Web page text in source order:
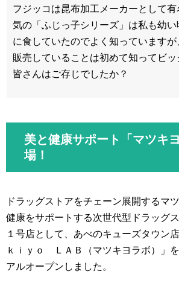
フジッコは昆布加工メーカーとして有
気の「ふじっ子シリーズ」は私も幼
に食していたのでよく知っています
販売していることは初めて知ってビッ
皆さんはご存じでしたか？
美と健康サポート「マツキ
場！
ドラッグストアをチェーン展開するマ
健康をサポートする次世代型ドラッグ
１号店として、あべのキューズタウン
ｋｉｙｏ ＬＡＢ（マツキヨラボ）」
アルオープンしました。